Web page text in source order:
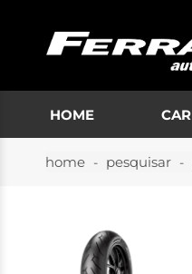
HOME
home pesquisar